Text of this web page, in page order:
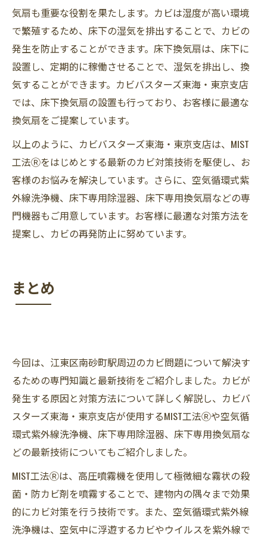
気扇も重要な役割を果たします。カビは湿度が高い環境
で繁殖するため、床下の湿気を排出することで、カビの
発生を防止することができます。床下換気扇は、床下に
設置し、定期的に稼働させることで、湿気を排出し、換
気することができます。カビバスターズ東海・東京支店
では、床下換気扇の設置も行っており、お客様に最適な
換気扇をご提案しています。
以上のように、カビバスターズ東海・東京支店は、MIST
工法Ⓡをはじめとする最新のカビ対策技術を駆使し、お
客様のお悩みを解決しています。さらに、空気循環式紫
外線洗浄機、床下専用除湿器、床下専用換気扇などの専
門機器もご用意しています。お客様に最適な対策方法を
提案し、カビの再発防止に努めています。
まとめ
今回は、江東区南砂町駅周辺のカビ問題について解決す
るための専門知識と最新技術をご紹介しました。カビが
発生する原因と対策方法について詳しく解説し、カビバ
スターズ東海・東京支店が使用するMIST工法Ⓡや空気循
環式紫外線洗浄機、床下専用除湿器、床下専用換気扇な
どの最新技術についてもご紹介しました。
MIST工法Ⓡは、高圧噴霧機を使用して極微細な霧状の殺
菌・防カビ剤を噴霧することで、建物内の隅々まで効果
的にカビ対策を行う技術です。また、空気循環式紫外線
洗浄機は、空気中に浮遊するカビやウイルスを紫外線で